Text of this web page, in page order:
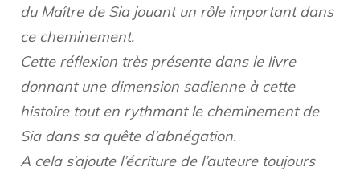
du Maître de Sia jouant un rôle important dans
ce cheminement.
Cette réflexion très présente dans le livre
donnant une dimension sadienne à cette
histoire tout en rythmant le cheminement de
Sia dans sa quête d’abnégation.
A cela s’ajoute l’écriture de l’auteure toujours